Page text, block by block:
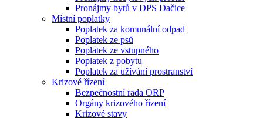
Pronájmy bytů v DPS Dačice
Místní poplatky
Poplatek za komunální odpad
Poplatek ze psů
Poplatek ze vstupného
Poplatek z pobytu
Poplatek za užívání prostranství
Krizové řízení
Bezpečnostní rada ORP
Orgány krizového řízení
Krizové stavy